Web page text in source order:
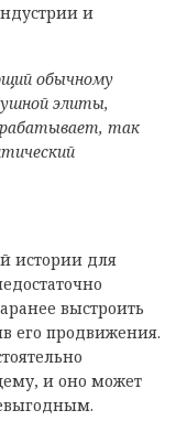
и
обычному
элиты,
так
истории для
выстроить
его продвижения.
и оно может